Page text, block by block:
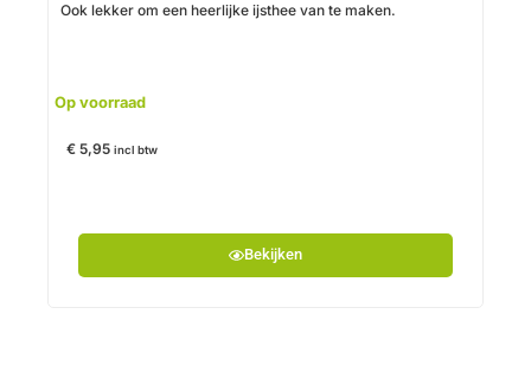
Ook lekker om een heerlijke ijsthee van te maken.
Op voorraad
€ 5,95 incl btw
Bekijken